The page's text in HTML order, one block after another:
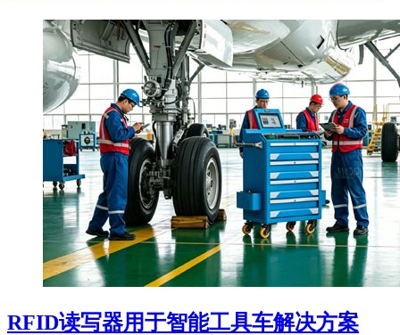
RFID读写器用于智能工具车解决方案